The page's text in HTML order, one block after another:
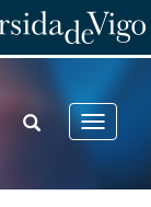
Toggle
TOGGLE
SEARCH